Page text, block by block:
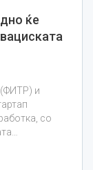
ќе
(ФИТР) и
со